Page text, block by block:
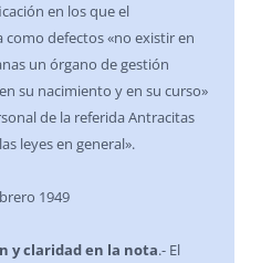
en los que el
como defectos «no existir en
un órgano de gestión
su nacimiento y en su curso»
de la referida Antracitas
leyes en general».
1949
y claridad en la nota.- El